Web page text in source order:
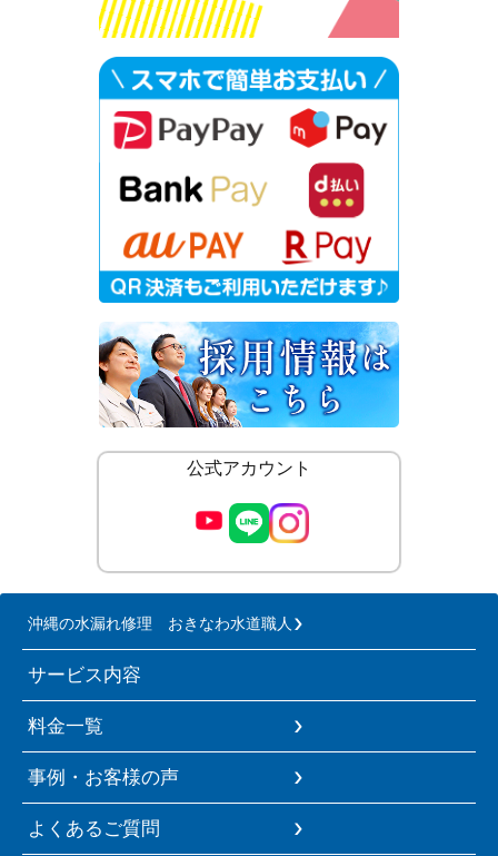
公式アカウント
沖縄の水漏れ修理 おきなわ水道職人
サービス内容
料金一覧
事例・お客様の声
よくあるご質問